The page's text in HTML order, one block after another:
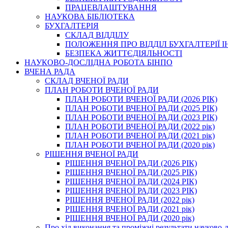
ПРАЦЕВЛАШТУВАННЯ
НАУКОВА БІБЛІОТЕКА
БУХГАЛТЕРІЯ
СКЛАД ВІДДІЛУ
ПОЛОЖЕННЯ ПРО ВІДДІЛ БУХГАЛТЕРІЇ
БЕЗПЕКА ЖИТТЄДІЯЛЬНОСТІ
НАУКОВО-ДОСЛІДНА РОБОТА БІНПО
ВЧЕНА РАДА
СКЛАД ВЧЕНОЇ РАДИ
ПЛАН РОБОТИ ВЧЕНОЇ РАДИ
ПЛАН РОБОТИ ВЧЕНОЇ РАДИ (2026 РІК)
ПЛАН РОБОТИ ВЧЕНОЇ РАДИ (2025 РІК)
ПЛАН РОБОТИ ВЧЕНОЇ РАДИ (2023 РІК)
ПЛАН РОБОТИ ВЧЕНОЇ РАДИ (2022 рік)
ПЛАН РОБОТИ ВЧЕНОЇ РАДИ (2021 рік)
ПЛАН РОБОТИ ВЧЕНОЇ РАДИ (2020 рік)
РІШЕННЯ ВЧЕНОЇ РАДИ
РІШЕННЯ ВЧЕНОЇ РАДИ (2026 РІК)
РІШЕННЯ ВЧЕНОЇ РАДИ (2025 РІК)
РІШЕННЯ ВЧЕНОЇ РАДИ (2024 РІК)
РІШЕННЯ ВЧЕНОЇ РАДИ (2023 РІК)
РІШЕННЯ ВЧЕНОЇ РАДИ (2022 рік)
РІШЕННЯ ВЧЕНОЇ РАДИ (2021 рік)
РІШЕННЯ ВЧЕНОЇ РАДИ (2020 рік)